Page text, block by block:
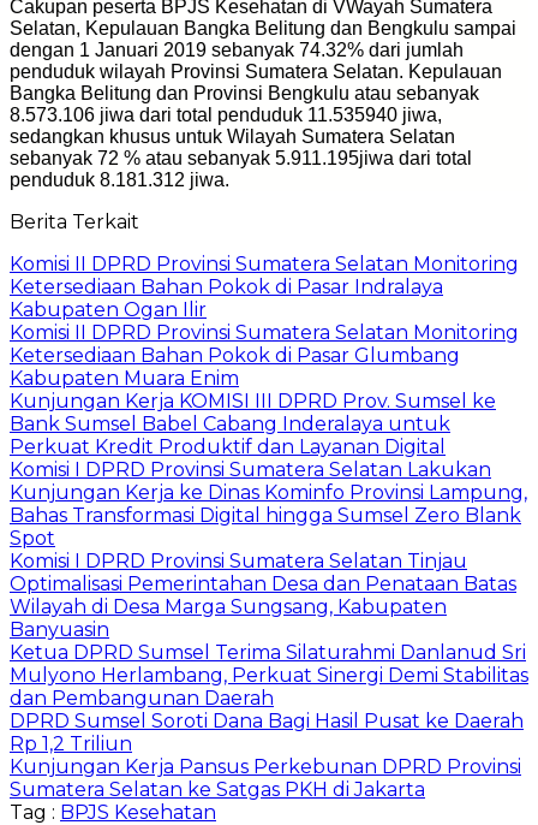
Cakupan peserta BPJS Kesehatan di VWayah Sumatera
Selatan, Kepulauan Bangka Belitung dan Bengkulu sampai
dengan 1 Januari 2019 sebanyak 74.32% dari jumlah
penduduk wilayah Provinsi Sumatera Selatan. Kepulauan
Bangka Belitung dan Provinsi Bengkulu atau sebanyak
8.573.106 jiwa dari total penduduk 11.535940 jiwa,
sedangkan khusus untuk Wilayah Sumatera Selatan
sebanyak 72 % atau sebanyak 5.911.195jiwa dari total
penduduk 8.181.312 jiwa.
Berita Terkait
Komisi II DPRD Provinsi Sumatera Selatan Monitoring
Ketersediaan Bahan Pokok di Pasar Indralaya
Kabupaten Ogan Ilir
Komisi II DPRD Provinsi Sumatera Selatan Monitoring
Ketersediaan Bahan Pokok di Pasar Glumbang
Kabupaten Muara Enim
Kunjungan Kerja KOMISI III DPRD Prov. Sumsel ke
Bank Sumsel Babel Cabang Inderalaya untuk
Perkuat Kredit Produktif dan Layanan Digital
Komisi I DPRD Provinsi Sumatera Selatan Lakukan
Kunjungan Kerja ke Dinas Kominfo Provinsi Lampung,
Bahas Transformasi Digital hingga Sumsel Zero Blank
Spot
Komisi I DPRD Provinsi Sumatera Selatan Tinjau
Optimalisasi Pemerintahan Desa dan Penataan Batas
Wilayah di Desa Marga Sungsang, Kabupaten
Banyuasin
Ketua DPRD Sumsel Terima Silaturahmi Danlanud Sri
Mulyono Herlambang, Perkuat Sinergi Demi Stabilitas
dan Pembangunan Daerah
DPRD Sumsel Soroti Dana Bagi Hasil Pusat ke Daerah
Rp 1,2 Triliun
Kunjungan Kerja Pansus Perkebunan DPRD Provinsi
Sumatera Selatan ke Satgas PKH di Jakarta
Tag : BPJS Kesehatan